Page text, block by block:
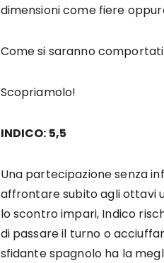
dimensioni come fiere
Come si saranno
Scopriamolo!
INDICO: 5,5
Una partecipazione senza
affrontare subito agli ottavi
lo scontro impari, Indico
di passare il turno o
sfidante spagnolo ha la